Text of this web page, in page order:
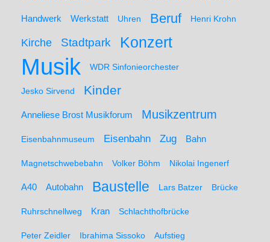
Handwerk Werkstatt Uhren Beruf Henri Krohn
Kirche Stadtpark Konzert
Musik WDR Sinfonieorchester
Jesko Sirvend Kinder
Anneliese Brost Musikforum Musikzentrum
Eisenbahnmuseum Eisenbahn Zug Bahn
Magnetschwebebahn Volker Böhm Nikolai Ingenerf
A40 Autobahn Baustelle Lars Batzer Brücke
Ruhrschnellweg Kran Schlachthofbrücke
Peter Zeidler Ibrahima Sissoko Aufstieg